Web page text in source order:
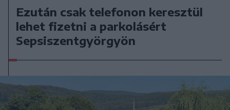
Ezután csak telefonon keresztül
lehet fizetni a parkolásért
Sepsiszentgyörgyön